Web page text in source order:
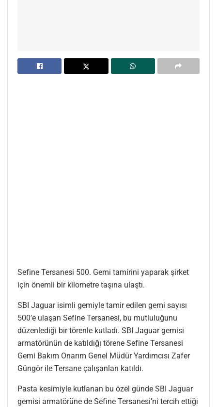
Sefine Tersanesi 500. Gemi tamirini yaparak şirket
için önemli bir kilometre taşına ulaştı.
SBI Jaguar isimli gemiyle tamir edilen gemi sayısı
500’e ulaşan Sefine Tersanesi, bu mutluluğunu
düzenlediği bir törenle kutladı. SBI Jaguar gemisi
armatörünün de katıldığı törene Sefine Tersanesi
Gemi Bakım Onarım Genel Müdür Yardımcısı Zafer
Güngör ile Tersane çalışanları katıldı.
Pasta kesimiyle kutlanan bu özel günde SBI Jaguar
gemisi armatörüne de Sefine Tersanesi’ni tercih ettiği